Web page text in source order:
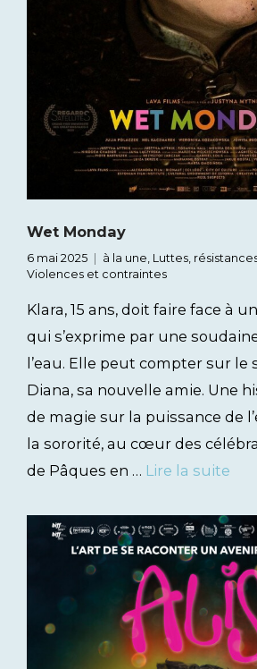
Wet Monday
6 mai 2025 à la une, Luttes,
Violences et contraintes
Klara, 15 ans, doit faire face à
qui s’exprime par une
l’eau. Elle peut compter sur le
Diana, sa nouvelle amie. Une
de magie sur la puissance de
la sororité, au cœur des
de Pâques en … Lire la suite